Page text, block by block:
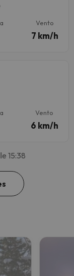
Vento
7 km/h
Vento
6 km/h
15:38